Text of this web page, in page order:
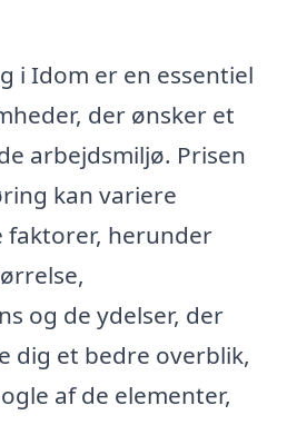
i Idom er en essentiel
der ønsker et
arbejdsmiljø. Prisen
kan variere
herunder
og de ydelser, der
dig et bedre overblik,
af de elementer,